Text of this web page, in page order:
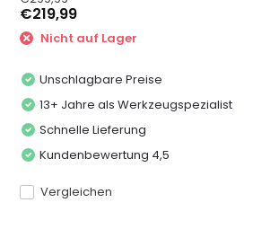
€219,99
Nicht auf Lager
Unschlagbare Preise
13+ Jahre als Werkzeugspezialist
Schnelle Lieferung
Kundenbewertung 4,5
Vergleichen